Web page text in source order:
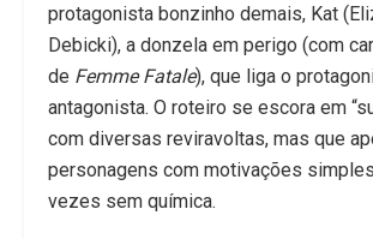
protagonista bonzinho demais, Kat
Debicki), a donzela em perigo (com
de Femme Fatale), que liga o
antagonista. O roteiro se escora em
com diversas reviravoltas, mas que
personagens com motivações
vezes sem química.